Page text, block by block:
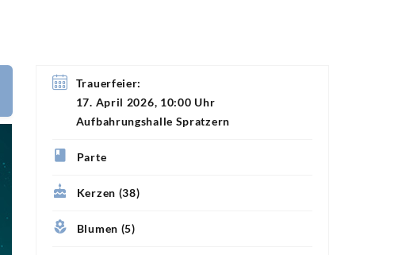
Trauerfeier:
17. April 2026, 10:00 Uhr
Aufbahrungshalle Spratzern
Parte
Kerzen (38)
Blumen (5)